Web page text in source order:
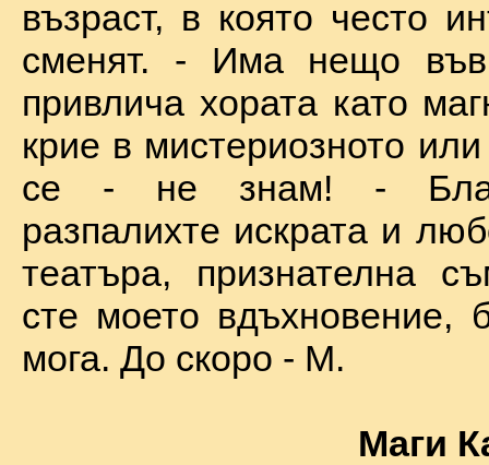
възраст, в която често
сменят. - Има нещо във
привлича хората като
крие в мистериозното
се - не знам! -
разпалихте искрата и
театъра, признателна
сте моето вдъхновение,
мога. До скоро - М.
Маги